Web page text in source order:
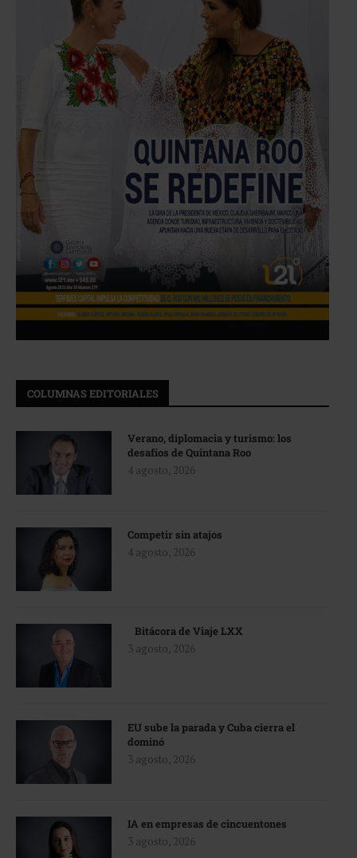
COLUMNAS EDITORIALES
Verano, diplomacia y turismo: los
desafíos de Quintana Roo
4 agosto, 2026
Competir sin atajos
4 agosto, 2026
Bitácora de Viaje LXX
3 agosto, 2026
EU sube la parada y Cuba cierra el
dominó
3 agosto, 2026
IA en empresas de cincuentones
3 agosto, 2026